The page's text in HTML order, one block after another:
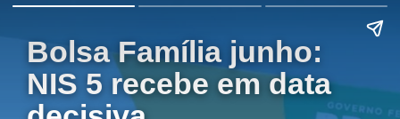
Bolsa Família junho:
NIS 5 recebe em data